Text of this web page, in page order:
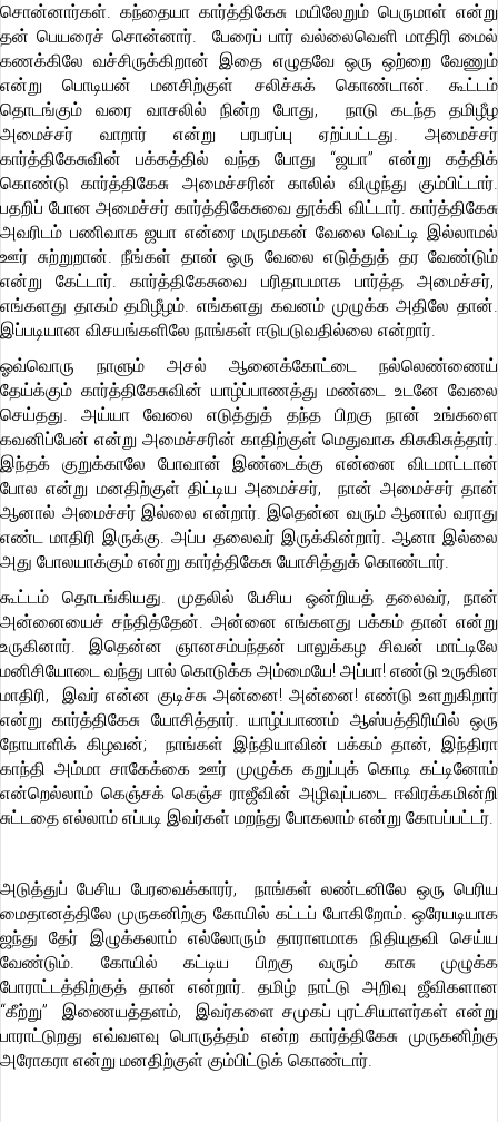
சொன்னார்கள். கந்தையா கார்த்திகேசு மயிலேறும் பெருமாள் என்று
தன் பெயரைச் சொன்னார். பேரைப் பார் வல்லைவெளி மாதிரி மைல்
கணக்கிலே வச்சிருக்கிறான் இதை எழுதவே ஒரு ஒற்றை வேணும்
என்று பொடியன் மனசிற்குள் சலிச்சுக் கொண்டான். கூட்டம்
தொடங்கும் வரை வாசலில் நின்ற போது, நாடு கடந்த தமிழீழ
அமைச்சர் வாறார் என்று பரபரப்பு ஏற்ப்பட்டது. அமைச்சர்
கார்த்திகேசுவின் பக்கத்தில் வந்த போது “ஜயா” என்று கத்திக்
கொண்டு கார்த்திகேசு அமைச்சரின் காலில் விழுந்து கும்பிட்டார்.
பதறிப் போன அமைச்சர் கார்த்திகேசுவை தூக்கி விட்டார். கார்த்திகேசு
அவரிடம் பணிவாக ஜயா என்ரை மருமகன் வேலை வெட்டி இல்லாமல்
ஊர் சுற்றுறான். நீங்கள் தான் ஒரு வேலை எடுத்துத் தர வேண்டும்
என்று கேட்டார். கார்த்திகேசுவை பரிதாபமாக பார்த்த அமைச்சர்,
எங்களது தாகம் தமிழீழம். எங்களது கவனம் முழுக்க அதிலே தான்.
இப்படியான விசயங்களிலே நாங்கள் ஈடுபடுவதில்லை என்றார்.
ஓவ்வொரு நாளும் அசல் ஆனைக்கோட்டை நல்லெண்ணைய்
தேய்க்கும் கார்த்திகேசுவின் யாழ்ப்பாணத்து மண்டை உடனே வேலை
செய்தது. அய்யா வேலை எடுத்துத் தந்த பிறகு நான் உங்களை
கவனிப்பேன் என்று அமைச்சரின் காதிற்குள் மெதுவாக கிசுகிசுத்தார்.
இந்தக் குறுக்காலே போவான் இண்டைக்கு என்னை விடமாட்டான்
போல என்று மனதிற்குள் திட்டிய அமைச்சர், நான் அமைச்சர் தான்
ஆனால் அமைச்சர் இல்லை என்றார். இதென்ன வரும் ஆனால் வராது
எண்ட மாதிரி இருக்கு. அப்ப தலைவர் இருக்கின்றார். ஆனா இல்லை
அது போலயாக்கும் என்று கார்த்திகேசு யோசித்துக் கொண்டார்.
கூட்டம் தொடங்கியது. முதலில் பேசிய ஒன்றியத் தலைவர், நான்
அன்னையைச் சந்தித்தேன். அன்னை எங்களது பக்கம் தான் என்று
உருகினார். இதென்ன ஞானசம்பந்தன் பாலுக்கழ சிவன் மாட்டிலே
மனிசியோடை வந்து பால் கொடுக்க அம்மையே! அப்பா! எண்டு உருகின
மாதிரி, இவர் என்ன குடிச்சு அன்னை! அன்னை! எண்டு உளறுகிறார்
என்று கார்த்திகேசு யோசித்தார். யாழ்ப்பாணம் ஆஸ்பத்திரியில் ஒரு
நோயாளிக் கிழவன்; நாங்கள் இந்தியாவின் பக்கம் தான், இந்திரா
காந்தி அம்மா சாகேக்கை ஊர் முழுக்க கறுப்புக் கொடி கட்டினோம்
என்றெல்லாம் கெஞ்சக் கெஞ்ச ராஜீவின் அழிவுப்படை ஈவிரக்கமின்றி
சுட்டதை எல்லாம் எப்படி இவர்கள் மறந்து போகலாம் என்று கோபப்பட்டர்.
அடுத்துப் பேசிய பேரவைக்காரர், நாங்கள் லண்டனிலே ஒரு பெரிய
மைதானத்திலே முருகனிற்கு கோயில் கட்டப் போகிறோம். ஒரேயடியாக
ஜந்து தேர் இழுக்கலாம் எல்லோரும் தாராளமாக நிதியுதவி செய்ய
வேண்டும். கோயில் கட்டிய பிறகு வரும் காசு முழுக்க
போராட்டத்திற்குத் தான் என்றார். தமிழ் நாட்டு அறிவு ஜீவிகளான
“கீற்று” இணையத்தளம், இவர்களை சமுகப் புரட்சியாளர்கள் என்று
பாராட்டுறது எவ்வளவு பொருத்தம் என்ற கார்த்திகேசு முருகனிற்கு
அரோகரா என்று மனதிற்குள் கும்பிட்டுக் கொண்டார்.